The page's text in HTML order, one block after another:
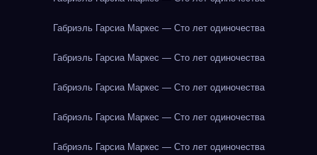
Габриэль Гарсиа Маркес — Сто лет одиночества
Габриэль Гарсиа Маркес — Сто лет одиночества
Габриэль Гарсиа Маркес — Сто лет одиночества
Габриэль Гарсиа Маркес — Сто лет одиночества
Габриэль Гарсиа Маркес — Сто лет одиночества